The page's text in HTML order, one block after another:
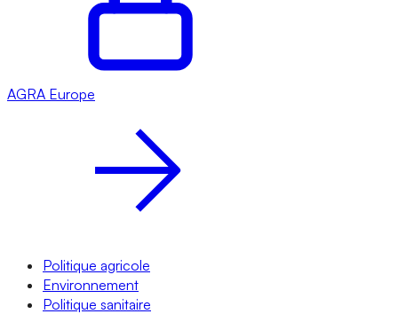
AGRA Europe
Politique agricole
Environnement
Politique sanitaire